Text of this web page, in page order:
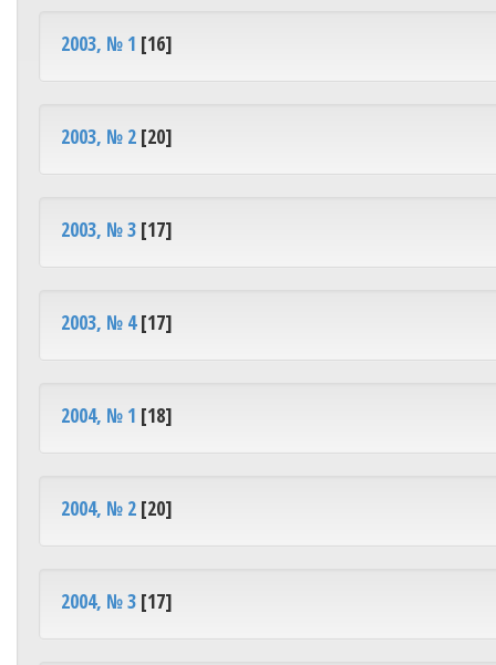
2003, № 1 [16]
2003, № 2 [20]
2003, № 3 [17]
2003, № 4[17]
2004, № 1 [18]
2004, № 2 [20]
2004, № 3 [17]